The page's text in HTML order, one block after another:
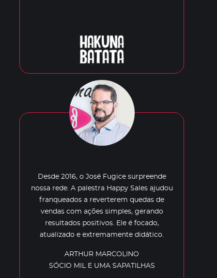
Desde 2016, o José Fugice surpreende
nossa rede. A palestra Happy Sales ajudou
franqueados a reverterem quedas de
vendas com ações simples, gerando
resultados positivos. Ele é focado,
atualizado e extremamente didático.
ARTHUR MARCOLINO
SÓCIO MIL E UMA SAPATILHAS